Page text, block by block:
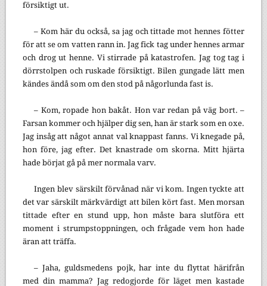
försiktigt ut.
– Kom här du också, sa jag och tittade mot hennes fötter
för att se om vatten rann in. Jag fick tag under hennes armar
och drog ut henne. Vi stirrade på katastrofen. Jag tog tag i
dörrstolpen och ruskade försiktigt. Bilen gungade lätt men
kändes ändå som om den stod på någorlunda fast is.
– Kom, ropade hon bakåt. Hon var redan på väg bort. –
Farsan kommer och hjälper dig sen, han är stark som en oxe.
Jag insåg att något annat val knappast fanns. Vi knegade på,
hon före, jag efter. Det knastrade om skorna. Mitt hjärta
hade börjat gå på mer normala varv.
Ingen blev särskilt förvånad när vi kom. Ingen tyckte att
det var särskilt märkvärdigt att bilen kört fast. Men morsan
tittade efter en stund upp, hon måste bara slutföra ett
moment i strumpstoppningen, och frågade vem hon hade
äran att träffa.
– Jaha, guldsmedens pojk, har inte du flyttat härifrån
med din mamma? Jag redogjorde för läget men kastade